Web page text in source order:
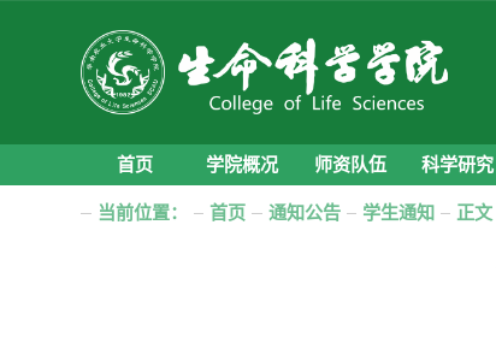
首页 学院概况 师资队伍 科学研究
当前位置： 首页 通知公告 学生通知 正文